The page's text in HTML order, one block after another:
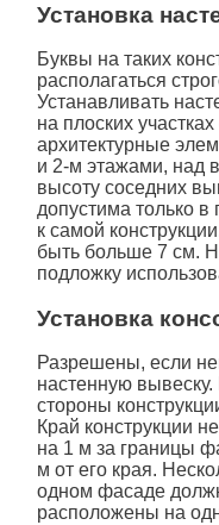
Установка
Буквы на таких
располагаться
Устанавливать
на плоских
архитектурные
и 2-м этажами, над
высоту соседних
допустима только
к самой
быть больше 7 см.
подложку
Установка
Разрешены, если
настенную
стороны
Край конструкции
на 1 м за границы
м от его края.
одном фасаде
расположены на